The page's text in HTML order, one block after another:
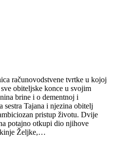
računovodstvene tvrtke u kojoj
obiteljske konce u svojim
brine i o dementnoj i
sestra Tajana i njezina obitelj
pristup životu. Dvije
potajno otkupi dio njihove
Željke,…